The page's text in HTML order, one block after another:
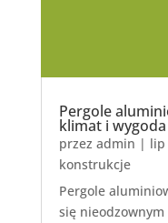
Pergole
klimat i
przez admin | lip
konstrukcje
Pergole
się